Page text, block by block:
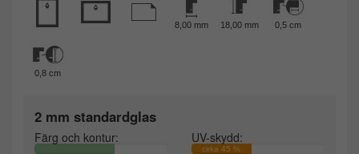
8,00 mm 18,00 mm 0,5 cm
0,8 cm
2 mm standardglas
Färg och kontur: UV-skydd:
cirka 45 %